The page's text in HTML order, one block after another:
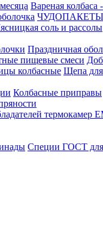
Вареная колбаса
ЧУДОПАКЕТЫ
соль и рассолы
Праздничная
пищевые смеси
колбасные Щепа
Колбасные приправы
Специи ГОСТ для